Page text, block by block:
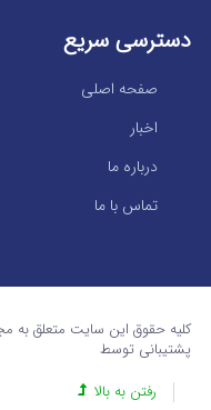
دسترسی سریع
صفحه اصلی
اخبار
درباره ما
تماس با ما
کلیه حقوق این سایت متعلق به
پشتیبانی توسط
رفتن به بالا